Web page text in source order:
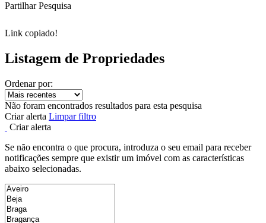
Partilhar Pesquisa
Link copiado!
Listagem de Propriedades
Ordenar por:
Não foram encontrados resultados para esta pesquisa
Criar alerta Limpar filtro
Criar alerta
Se não encontra o que procura, introduza o seu email para receber
notificações sempre que existir um imóvel com as características
abaixo selecionadas.